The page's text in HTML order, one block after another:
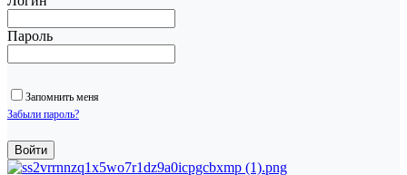
Пароль
Запомнить меня
Забыли пароль?